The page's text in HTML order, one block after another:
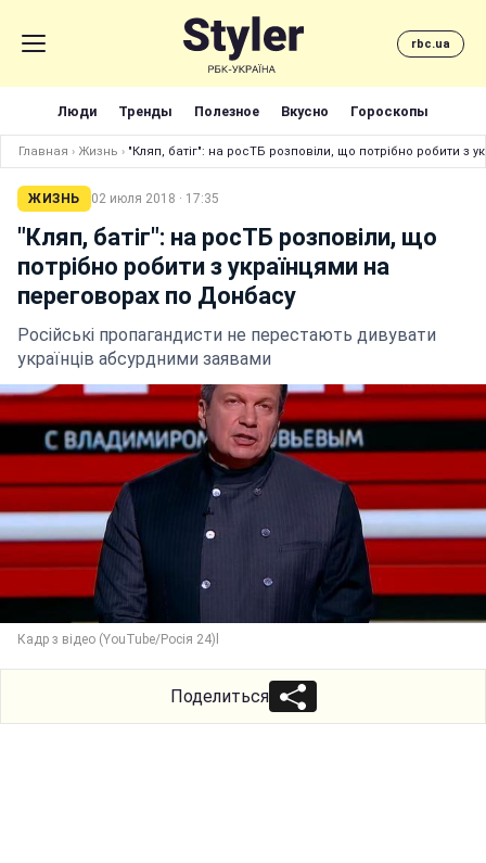
rbc.ua
Люди Тренды Полезное Вкусно Гороскопы
Главная › Жизнь › "Кляп, батіг": на росТБ розповіли, що потрібно робити з
ЖИЗНЬ 02 июля 2018 · 17:35
"Кляп, батіг": на росТБ розповіли, що
потрібно робити з українцями на
переговорах по Донбасу
Російські пропагандисти не перестають дивувати
українців абсурдними заявами
Кадр з відео (YouTube/Росія 24)l
Поделиться